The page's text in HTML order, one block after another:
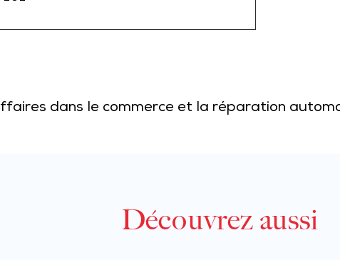
dans le commerce et la réparation
Découvrez aussi